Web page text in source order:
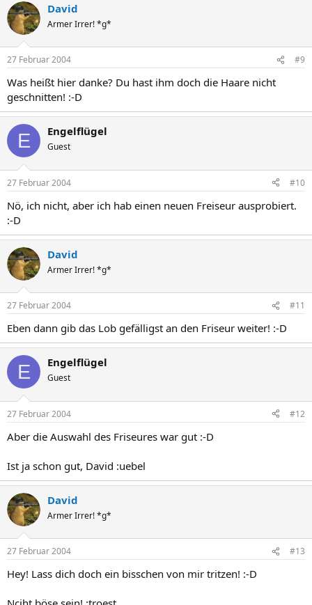
David
Armer Irrer! *g*
27 Februar 2004 #9
Was heißt hier danke? Du hast ihm doch die Haare nicht
geschnitten! :-D
E Engelflügel
Guest
27 Februar 2004 #10
Nö, ich nicht, aber ich hab einen neuen Freiseur ausprobiert.
:-D
David
Armer Irrer! *g*
27 Februar 2004 #11
Eben dann gib das Lob gefälligst an den Friseur weiter! :-D
E Engelflügel
Guest
27 Februar 2004 #12
Aber die Auswahl des Friseures war gut :-D
Ist ja schon gut, David :uebel
David
Armer Irrer! *g*
27 Februar 2004 #13
Hey! Lass dich doch ein bisschen von mir tritzen! :-D